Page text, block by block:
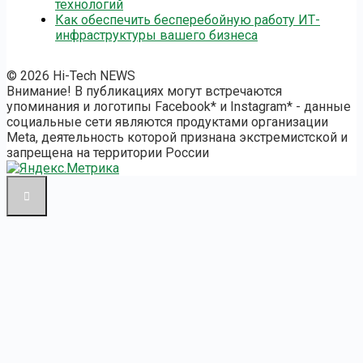
технологий
Как обеспечить бесперебойную работу ИТ-
инфраструктуры вашего бизнеса
© 2026 Hi-Tech NEWS
Внимание! В публикациях могут встречаются
упоминания и логотипы Facebook* и Instagram* - данные
социальные сети являются продуктами организации
Meta, деятельность которой признана экстремистской и
запрещена на территории России